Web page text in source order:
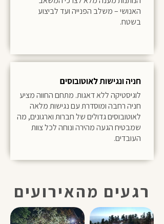
האנושי – משלב הפנייה ועד לביצוע
בשטח.
חניה ונגישות לאוטובוסים
לוגיסטיקה ללא דאגות. מתחם החווה מציע
חניה רחבה ומוסדרת עם נגישות מלאה
לאוטובוסים גדולים של חברות וארגונים, מה
שמבטיח הגעה מהירה ונוחה לכל צוות
העובדים.
רגעים מהאירועים